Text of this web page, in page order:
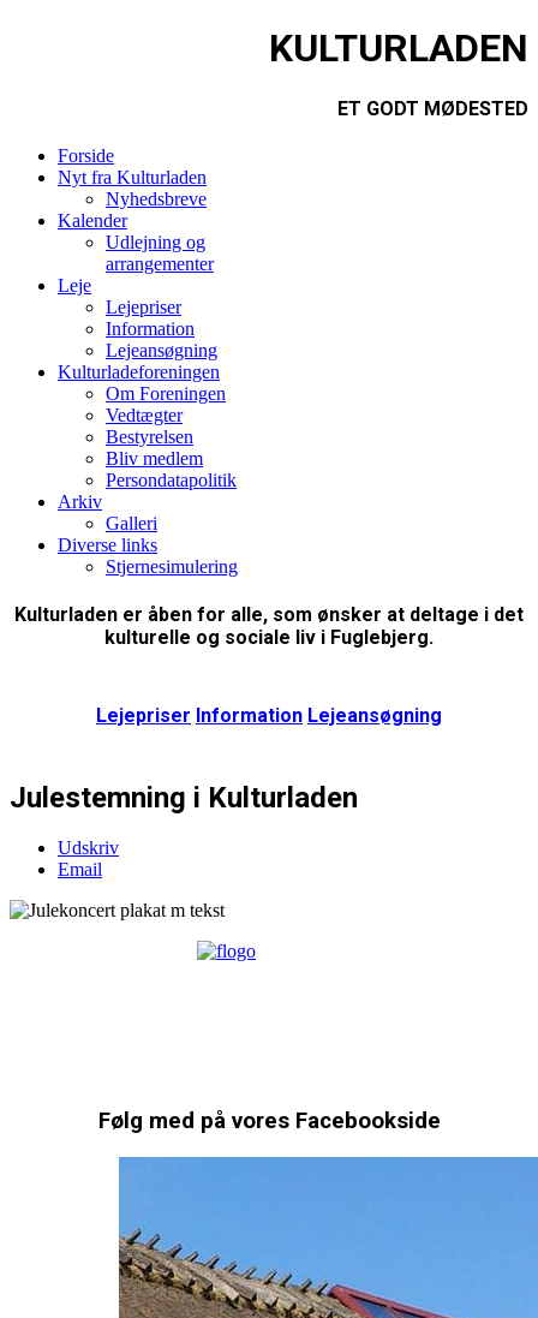
KULTURLADEN
ET GODT MØDESTED
Forside
Nyt fra Kulturladen
Nyhedsbreve
Kalender
Udlejning og
arrangementer
Leje
Lejepriser
Information
Lejeansøgning
Kulturladeforeningen
Om Foreningen
Vedtægter
Bestyrelsen
Bliv medlem
Persondatapolitik
Arkiv
Galleri
Diverse links
Stjernesimulering
Kulturladen er åben for alle, som ønsker at deltage i det
kulturelle og sociale liv i Fuglebjerg.
Lejepriser Information Lejeansøgning
Julestemning i Kulturladen
Udskriv
Email
Følg med på vores Facebookside